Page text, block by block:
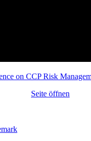
on CCP Risk
Seite öffnen